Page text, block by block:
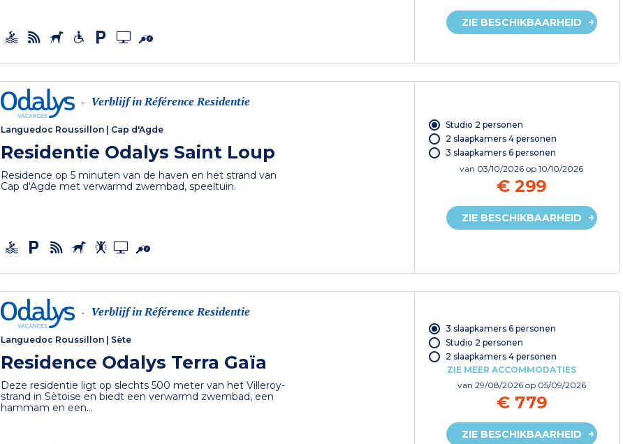
ZIE BESCHIKBAARHEID
- Verblijf in Référence Residentie
Languedoc Roussillon Cap d'Agde
Residentie Odalys Saint Loup
Residence op 5 minuten van de haven en het strand van
Cap d'Agde met verwarmd zwembad, speeltuin.
Studio 2 personen
2 slaapkamers 4 personen
3 slaapkamers 6 personen
van 03/10/2026op 10/10/2026
€ 299
ZIE BESCHIKBAARHEID
- Verblijf in Référence Residentie
Languedoc Roussillon | Sète
Residence Odalys Terra Gaïa
Deze residentie ligt op slechts 500 meter van het Villeroy-
strand in Sètoise en biedt een verwarmd zwembad, een
hammam en een...
3 slaapkamers 6 personen
Studio 2 personen
2 slaapkamers 4 personen
ZIE MEER ACCOMMODATIES
van 29/08/2026 op 05/09/2026
€ 779
ZIE BESCHIKBAARHEID